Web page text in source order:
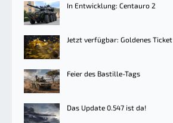
In Entwicklung: Centauro 2
Jetzt verfügbar: Goldenes Ticket
Feier des Bastille-Tags
Das Update 0.547 ist da!